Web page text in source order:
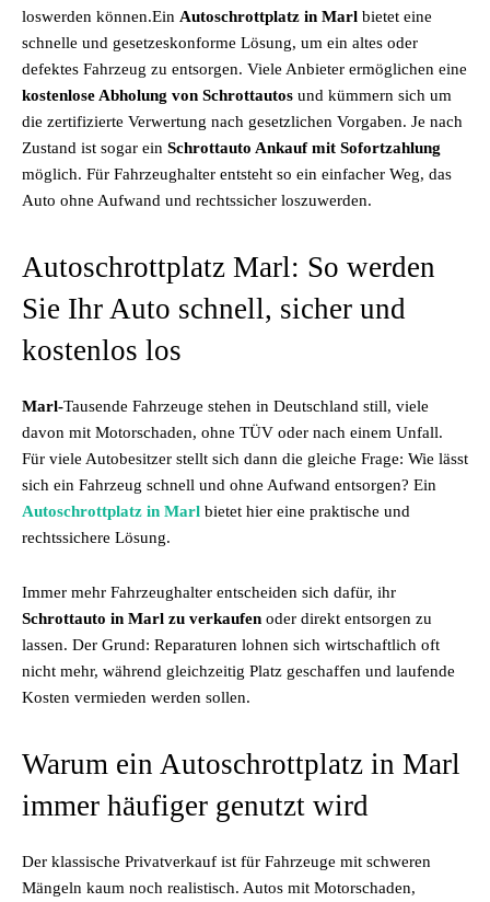
loswerden können.Ein Autoschrottplatz in Marl bietet eine
schnelle und gesetzeskonforme Lösung, um ein altes oder
defektes Fahrzeug zu entsorgen. Viele Anbieter ermöglichen eine
kostenlose Abholung von Schrottautos und kümmern sich um
die zertifizierte Verwertung nach gesetzlichen Vorgaben. Je nach
Zustand ist sogar ein Schrottauto Ankauf mit Sofortzahlung
möglich. Für Fahrzeughalter entsteht so ein einfacher Weg, das
Auto ohne Aufwand und rechtssicher loszuwerden.
Autoschrottplatz Marl: So werden
Sie Ihr Auto schnell, sicher und
kostenlos los
Marl-Tausende Fahrzeuge stehen in Deutschland still, viele
davon mit Motorschaden, ohne TÜV oder nach einem Unfall.
Für viele Autobesitzer stellt sich dann die gleiche Frage: Wie lässt
sich ein Fahrzeug schnell und ohne Aufwand entsorgen? Ein
Autoschrottplatz in Marl bietet hier eine praktische und
rechtssichere Lösung.
Immer mehr Fahrzeughalter entscheiden sich dafür, ihr
Schrottauto in Marl zu verkaufen oder direkt entsorgen zu
lassen. Der Grund: Reparaturen lohnen sich wirtschaftlich oft
nicht mehr, während gleichzeitig Platz geschaffen und laufende
Kosten vermieden werden sollen.
Warum ein Autoschrottplatz in Marl
immer häufiger genutzt wird
Der klassische Privatverkauf ist für Fahrzeuge mit schweren
Mängeln kaum noch realistisch. Autos mit Motorschaden,